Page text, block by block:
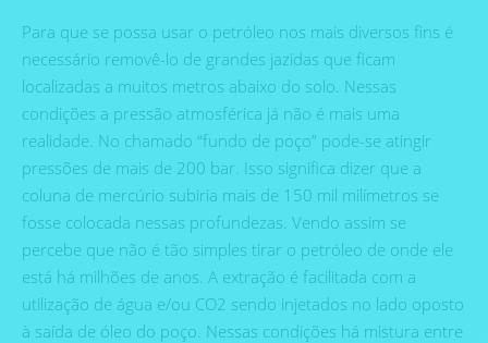
Para que se possa usar o petróleo nos mais diversos fins é
necessário removê-lo de grandes jazidas que ficam
localizadas a muitos metros abaixo do solo. Nessas
condições a pressão atmosférica já não é mais uma
realidade. No chamado “fundo de poço” pode-se atingir
pressões de mais de 200 bar. Isso significa dizer que a
coluna de mercúrio subiria mais de 150 mil milímetros se
fosse colocada nessas profundezas. Vendo assim se
percebe que não é tão simples tirar o petróleo de onde ele
está há milhões de anos. A extração é facilitada com a
utilização de água e/ou CO2 sendo injetados no lado oposto
à saída de óleo do poço. Nessas condições há mistura entre